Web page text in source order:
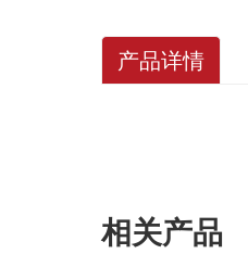
产品详情
相关产品